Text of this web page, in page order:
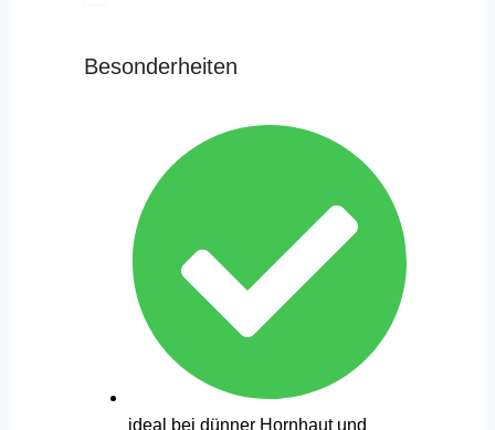
Besonderheiten
ideal bei dünner Hornhaut und